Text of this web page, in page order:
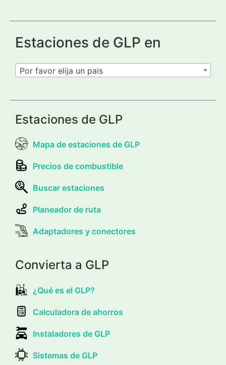
Estaciones de GLP en
Por favor elija un pais
Estaciones de GLP
Mapa de estaciones de GLP
Precios de combustible
Buscar estaciones
Planeador de ruta
Adaptadores y conectores
Convierta a GLP
¿Qué es el GLP?
Calculadora de ahorros
Instaladores de GLP
Sistemas de GLP